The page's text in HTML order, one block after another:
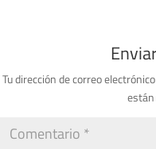
Tu dirección de correo